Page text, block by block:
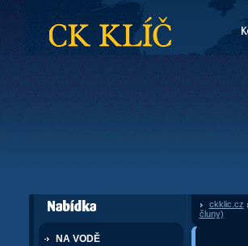
CK Klíč
dále nabízí
NA VODĚ
ckklic.cz
čluny)